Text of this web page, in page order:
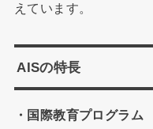
えています。
AISの特長
・国際教育プログラム